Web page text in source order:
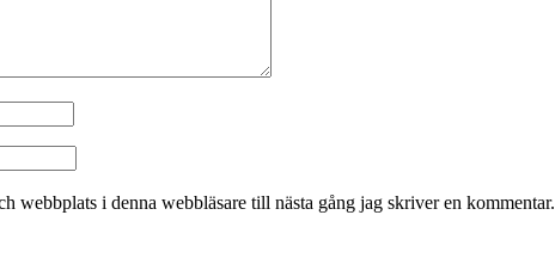
webbplats i denna webbläsare till nästa gång jag skriver en kommentar.